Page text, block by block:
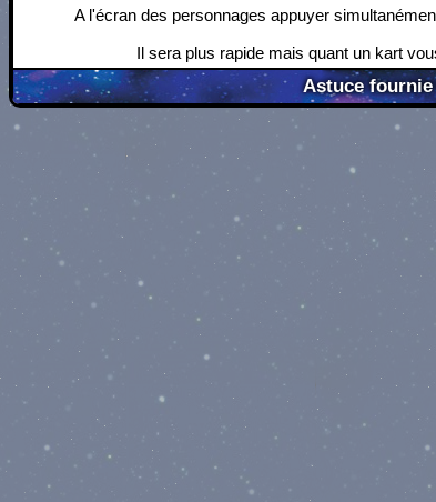
Astuce
A l'écran des personnages appuyer
Il sera plus rapide mais quant un kart